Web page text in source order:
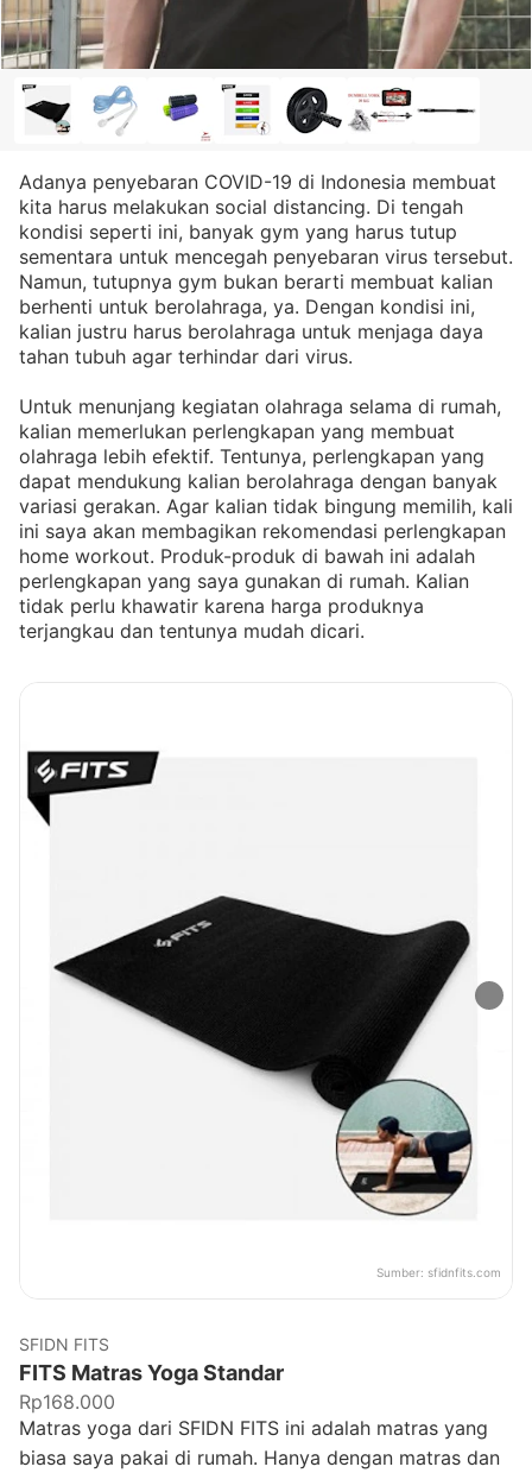
Adanya penyebaran COVID-19 di Indonesia membuat
kita harus melakukan social distancing. Di tengah
kondisi seperti ini, banyak gym yang harus tutup
sementara untuk mencegah penyebaran virus tersebut.
Namun, tutupnya gym bukan berarti membuat kalian
berhenti untuk berolahraga, ya. Dengan kondisi ini,
kalian justru harus berolahraga untuk menjaga daya
tahan tubuh agar terhindar dari virus.
Untuk menunjang kegiatan olahraga selama di rumah,
kalian memerlukan perlengkapan yang membuat
olahraga lebih efektif. Tentunya, perlengkapan yang
dapat mendukung kalian berolahraga dengan banyak
variasi gerakan. Agar kalian tidak bingung memilih, kali
ini saya akan membagikan rekomendasi perlengkapan
home workout. Produk-produk di bawah ini adalah
perlengkapan yang saya gunakan di rumah. Kalian
tidak perlu khawatir karena harga produknya
terjangkau dan tentunya mudah dicari.
Sumber: sfidnfits.com
SFIDN FITS
FITS Matras Yoga Standar
Rp168.000
Matras yoga dari SFIDN FITS ini adalah matras yang
biasa saya pakai di rumah. Hanya dengan matras dan